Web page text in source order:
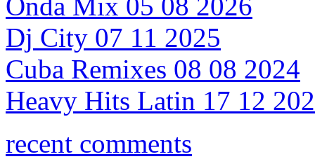
Dj City 07 11 2025
Cuba Remixes 08 08 2024
Heavy Hits Latin 17 12
recent comments